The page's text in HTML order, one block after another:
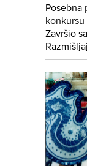
Posebna
Završio